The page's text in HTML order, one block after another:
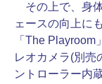
その上で、身
ェースの向上に
「The
レオカメラ(別売
ントローラー内